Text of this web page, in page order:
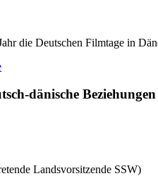
die Deutschen Filmtage in
dänische
Landsvorsitzende SSW)